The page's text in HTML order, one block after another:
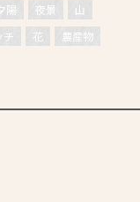
陽 夜景
山
チ 花
農産物